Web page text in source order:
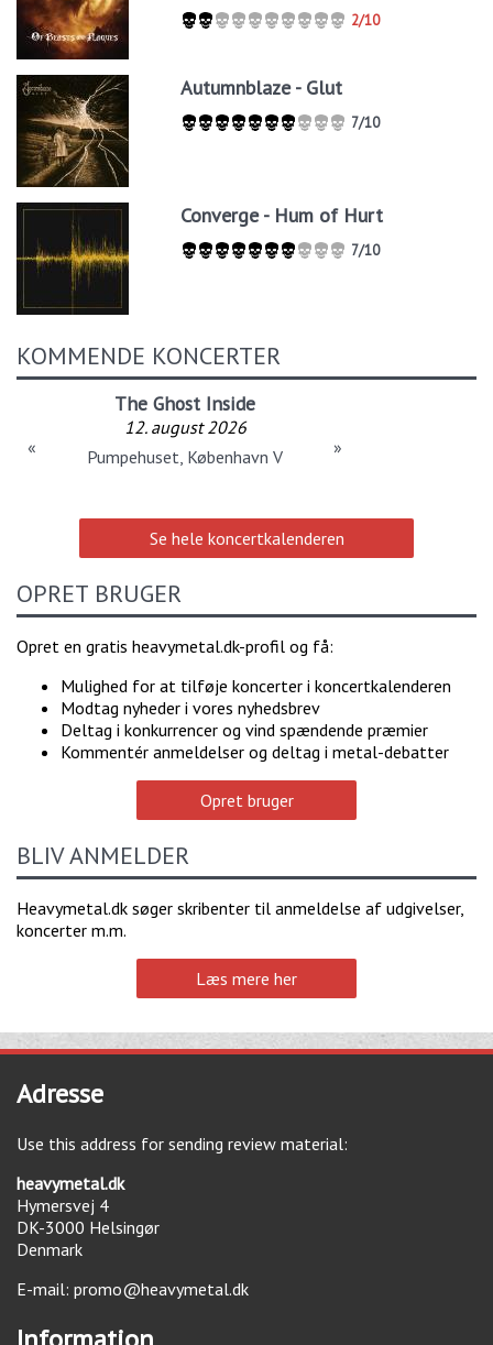
2/10
Autumnblaze - Glut
7/10
Converge - Hum of Hurt
7/10
KOMMENDE KONCERTER
The Ghost Inside
12. august 2026
Pumpehuset, København V
« »
Se hele koncertkalenderen
OPRET BRUGER
Opret en gratis heavymetal.dk-profil og få:
Mulighed for at tilføje koncerter i koncertkalenderen
Modtag nyheder i vores nyhedsbrev
Deltag i konkurrencer og vind spændende præmier
Kommentér anmeldelser og deltag i metal-debatter
Opret bruger
BLIV ANMELDER
Heavymetal.dk søger skribenter til anmeldelse af udgivelser,
koncerter m.m.
Læs mere her
Adresse
Use this address for sending review material:
heavymetal.dk
Hymersvej 4
DK-3000 Helsingør
Denmark
E-mail: promo@heavymetal.dk